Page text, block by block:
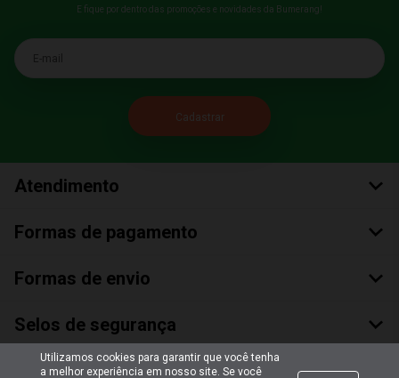
E fique por dentro das promoções e novidades da Bumerang!
E-mail
Atendimento
Formas de pagamento
Formas de envio
Selos de segurança
Utilizamos cookies para garantir que você tenha
a melhor experiência em nosso site. Se você